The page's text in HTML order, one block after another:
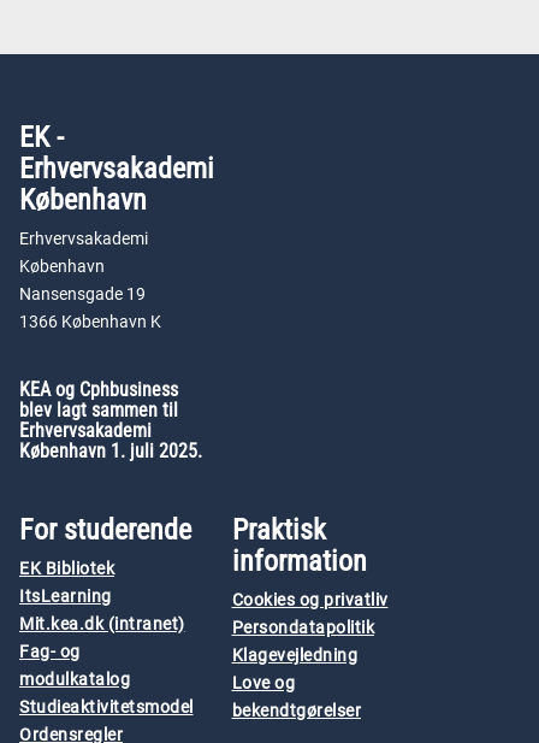
EK -
Erhvervsakademi
København
Erhvervsakademi
København
Nansensgade 19
1366 København K
KEA og Cphbusiness
blev lagt sammen til
Erhvervsakademi
København 1. juli 2025.
For studerende
EK Bibliotek
ItsLearning
Mit.kea.dk (intranet)
Fag- og
modulkatalog
Studieaktivitetsmodel
Ordensregler
Praktisk
information
Cookies og privatliv
Persondatapolitik
Klagevejledning
Love og
bekendtgørelser